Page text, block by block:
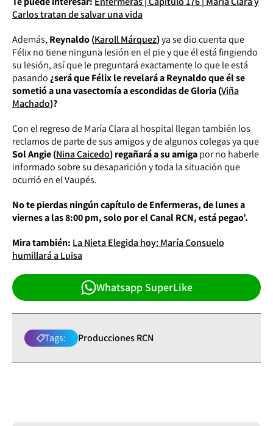
Carlos tratan de salvar una vida
Además, Reynaldo (Karoll Márquez)ya se dio cuenta que
Félix no tiene ninguna lesión en el pie y que él está fingiendo
su lesión, así que le preguntará exactamente lo que le está
pasando¿será que Félix le revelará a Reynaldo que él se
sometió a una vasectomía a escondidas de Gloria (Viña
Machado)?
Con el regreso de María Clara al hospital llegan también los
reclamos de parte de sus amigos y de algunos colegas ya que
Sol Angie (Nina Caicedo) regañará a su amigapor no haberle
informado sobre su desaparición y toda la situación que
ocurrió en el Vaupés.
No te pierdas ningún capítulo de Enfermeras, de lunes a
viernes a las 8:00 pm, solo por el Canal RCN, está pegao’.
Mira también: La Nieta Elegida hoy: María Consuelo
humillará a Luisa
Whatsapp SuperLike
Tags: Producciones RCN